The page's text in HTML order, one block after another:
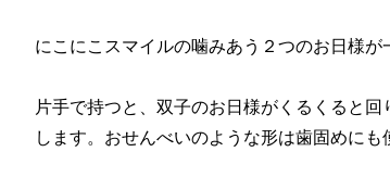
にこにこスマイルの噛みあう２つのお日様が
片手で持つと、双子のお日様がくるくると
します。おせんべいのような形は歯固めにも